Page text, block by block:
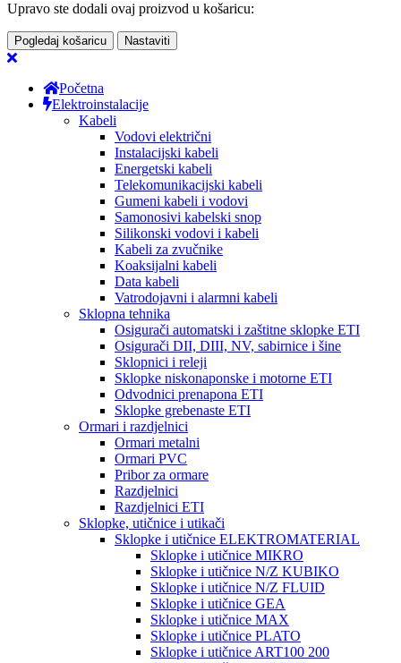
Upravo ste dodali ovaj proizvod u košaricu:
Pogledaj košaricu Nastaviti
Početna
Elektroinstalacije
Kabeli
Vodovi električni
Instalacijski kabeli
Energetski kabeli
Telekomunikacijski kabeli
Gumeni kabeli i vodovi
Samonosivi kabelski snop
Silikonski vodovi i kabeli
Kabeli za zvučnike
Koaksijalni kabeli
Data kabeli
Vatrodojavni i alarmni kabeli
Sklopna tehnika
Osigurači automatski i zaštitne sklopke ETI
Osigurači DII, DIII, NV, sabirnice i šine
Sklopnici i releji
Sklopke niskonaponske i motorne ETI
Odvodnici prenapona ETI
Sklopke grebenaste ETI
Ormari i razdjelnici
Ormari metalni
Ormari PVC
Pribor za ormare
Razdjelnici
Razdjelnici ETI
Sklopke, utičnice i utikači
Sklopke i utičnice ELEKTROMATERIAL
Sklopke i utičnice MIKRO
Sklopke i utičnice N/Z KUBIKO
Sklopke i utičnice N/Z FLUID
Sklopke i utičnice GEA
Sklopke i utičnice MAX
Sklopke i utičnice PLATO
Sklopke i utičnice ART100 200